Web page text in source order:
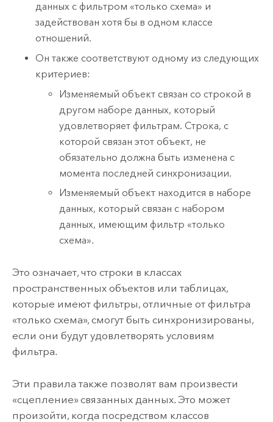
данных с фильтром «только схема» и
задействован хотя бы в одном классе
отношений.
Он также соответствуют одному из следующих
критериев:
Изменяемый объект связан со строкой в
другом наборе данных, который
удовлетворяет фильтрам. Строка, с
которой связан этот объект, не
обязательно должна быть изменена с
момента последней синхронизации.
Изменяемый объект находится в наборе
данных, который связан с набором
данных, имеющим фильтр «только
схема».
Это означает, что строки в классах
пространственных объектов или таблицах,
которые имеют фильтры, отличные от фильтра
«только схема», смогут быть синхронизированы,
если они будут удовлетворять условиям
фильтра.
Эти правила также позволят вам произвести
«сцепление» связанных данных. Это может
произойти, когда посредством классов